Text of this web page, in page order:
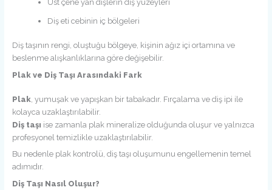
Üst çene yan dişlerin dış yüzeyleri
Diş eti cebinin iç bölgeleri
Diş taşının rengi, oluştuğu bölgeye, kişinin ağız içi ortamına ve
beslenme alışkanlıklarına göre değişebilir.
Plak ve Diş Taşı Arasındaki Fark
Plak , yumuşak ve yapışkan bir tabakadır. Fırçalama ve diş ipi ile
kolayca uzaklaştırılabilir.
Diş taşı ise zamanla plak mineralize olduğunda oluşur ve yalnızca
profesyonel temizlikle uzaklaştırılabilir.
Bu nedenle plak kontrolü, diş taşı oluşumunu engellemenin temel
adımıdır.
Diş Taşı Nasıl Oluşur?